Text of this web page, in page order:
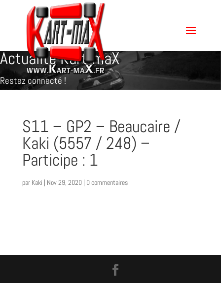
Actualité Kart-maX
Restez connecté !
S11 – GP2 – Beaucaire /
Kaki (5557 / 248) –
Participe : 1
par Kaki | Nov 29, 2020| 0 commentaires